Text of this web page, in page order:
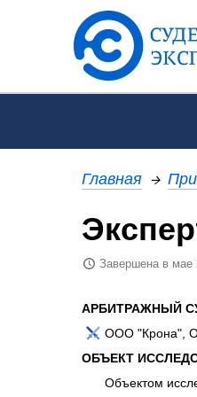
Главная →
Завершена в мае
АРБИТРАЖНЫЙ
ООО "Крона",
ОБЪЕКТ
Объектом